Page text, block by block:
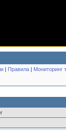
| Правила | Мониторинг